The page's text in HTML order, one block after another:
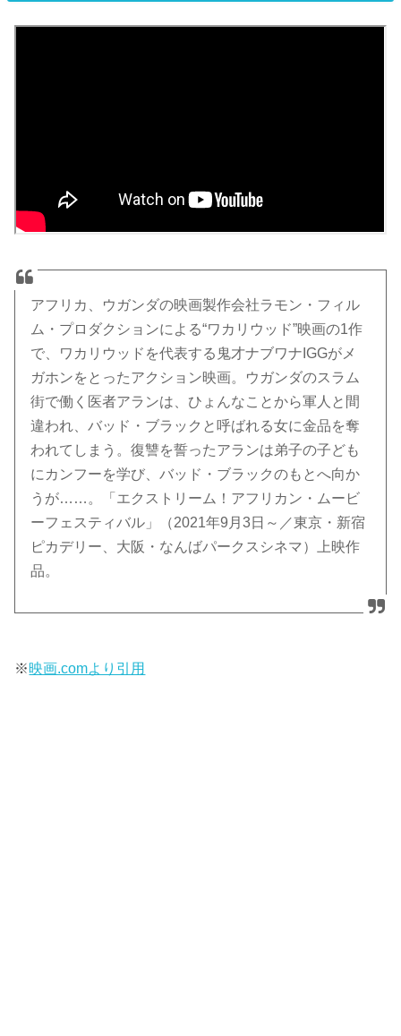
アフリカ、ウガンダの映画製作会社ラモン・フィル
ム・プロダクションによる“ワカリウッド”映画の1作
で、ワカリウッドを代表する鬼才ナブワナIGGがメ
ガホンをとったアクション映画。ウガンダのスラム
街で働く医者アランは、ひょんなことから軍人と間
違われ、バッド・ブラックと呼ばれる女に金品を奪
われてしまう。復讐を誓ったアランは弟子の子ども
にカンフーを学び、バッド・ブラックのもとへ向か
うが……。「エクストリーム！アフリカン・ムービ
ーフェスティバル」（2021年9月3日～／東京・新宿
ピカデリー、大阪・なんばパークスシネマ）上映作
品。
※映画.comより引用